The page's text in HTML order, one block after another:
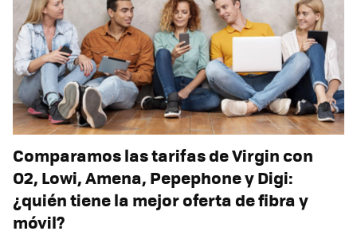
Comparamos las tarifas de Virgin con
O2, Lowi, Amena, Pepephone y Digi:
¿quién tiene la mejor oferta de fibra y
móvil?